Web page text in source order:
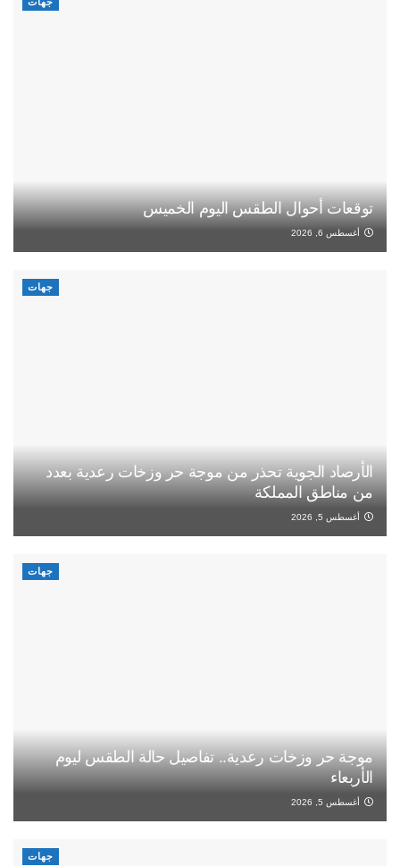
توقعات أحوال الطقس اليوم الخميس
أغسطس 6, 2026
جهات
الأرصاد الجوية تحذر من موجة حر وزخات رعدية بعدد
من مناطق المملكة
أغسطس 5, 2026
جهات
موجة حر وزخات رعدية.. تفاصيل حالة الطقس ليوم
الأربعاء
أغسطس 5, 2026
جهات